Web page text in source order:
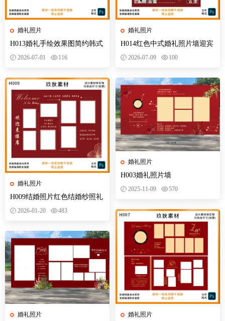
婚礼照片
H013婚礼手绘效果图简约韩式
照片墙设计素材psd分层
2026-07-01 116
婚礼照片
H009结婚照片红色结婚纱照礼
照片墙迎宾合影区背景墙设计
2026-01-20 483
婚礼照片
婚礼照片
H014红色中式婚礼照片墙迎宾
签到区合影区背景墙设计PSD
2026-07-09 100
婚礼照片
H003婚礼照片墙
2025-11-09 570
婚礼照片